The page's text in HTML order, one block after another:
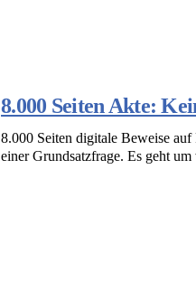
8.000 Seiten Akte:
8.000 Seiten digitale Beweise
einer Grundsatzfrage. Es geht